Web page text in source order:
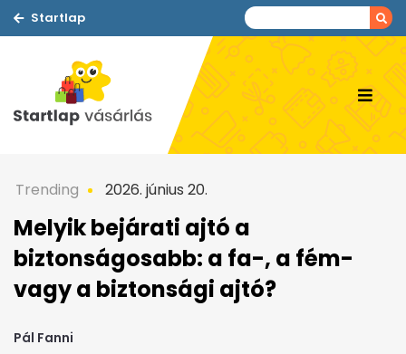
Startlap
Trending 2026. június 20.
Melyik bejárati ajtó a
biztonságosabb: a fa-, a fém-
vagy a biztonsági ajtó?
Pál Fanni